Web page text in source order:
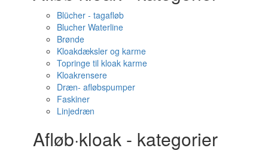
Blücher - tagafløb
Blucher Waterline
Brønde
Kloakdæksler og karme
Topringe til kloak karme
Kloakrensere
Dræn- afløbspumper
Faskiner
Linjedræn
Afløb·kloak - kategorier